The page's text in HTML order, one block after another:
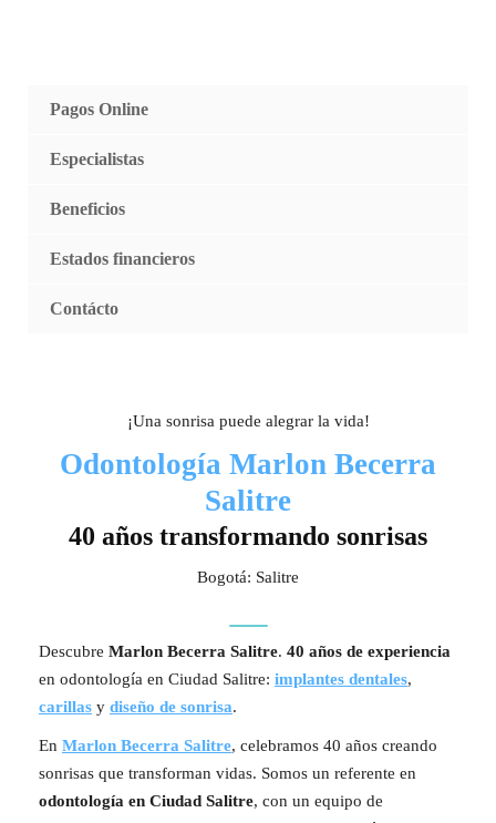
Pagos Online
Especialistas
Beneficios
Estados financieros
Contácto
¡Una sonrisa puede alegrar la vida!
Odontología Marlon Becerra
Salitre
40 años transformando sonrisas
Bogotá: Salitre
Descubre Marlon Becerra Salitre. 40 años de experiencia
en odontología en Ciudad Salitre: implantes dentales,
carillas y diseño de sonrisa.
En Marlon Becerra Salitre, celebramos 40 años creando
sonrisas que transforman vidas. Somos un referente en
odontología en Ciudad Salitre, con un equipo de